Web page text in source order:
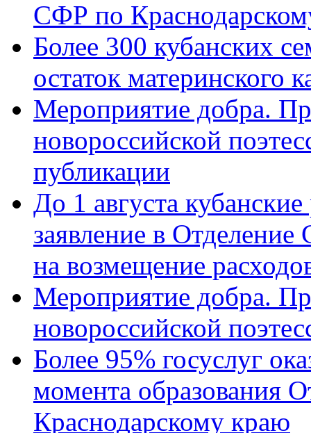
СФР по
Более 300 кубанских
остаток материнского
Мероприятие добра.
новороссийской
публикации
До 1 августа
заявление в
на возмещение
Мероприятие добра.
новороссийской
Более 95% госуслуг
момента образования
Краснодарскому краю